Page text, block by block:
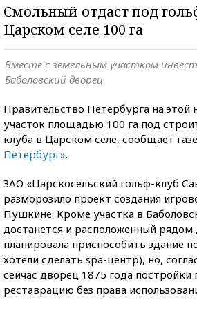
Смольный отдаст под
Царском селе 100 га
Вместе с земельным участком
Баболовский дворец
Правительство Петербурга на этой
участок площадью 100 га под
клуба в Царском селе, сообщает
Петербург».
ЗАО «Царскосельский гольф-клуб
разморозило проект создания
Пушкине. Кроме участка в
достанется и расположенный
планировала приспособить здание
хотели сделать spa-центр), но,
сейчас дворец 1875 года постройки
реставрацию без права